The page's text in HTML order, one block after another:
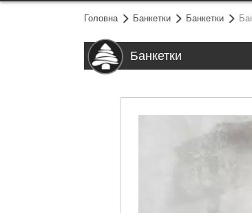
Головна Банкетки Банкетки
Банкетки